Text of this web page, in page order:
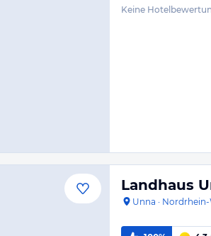
Keine
Landhaus
Unna · Nordrhein-